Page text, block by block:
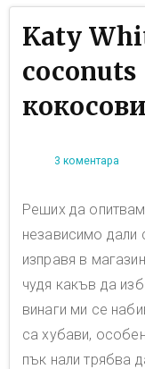
Katy
3 коментара
Реших да
независимо дали
изправя в
чудя какъв да
винаги ми се
са хубави,
пък нали трябва